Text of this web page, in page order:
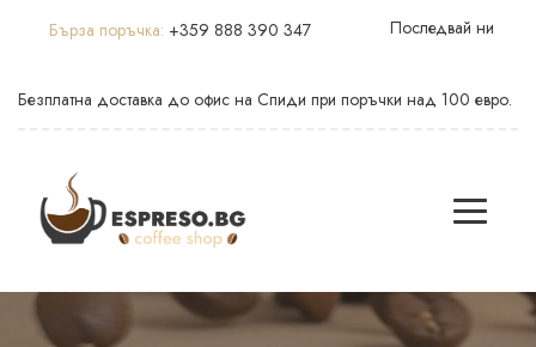
Бърза поръчка: +359 888 390 347 Последвай ни
Безплатна доставка до офис на Спиди при поръчки над 100 евро.